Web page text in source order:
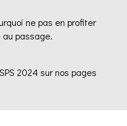
ne pas en profiter
au passage.
2024 sur nos pages